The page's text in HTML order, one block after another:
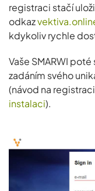
registraci stačí
odkaz
kdykoliv rychle
Vaše SMARWI
zadáním svého
(návod na
instalaci).